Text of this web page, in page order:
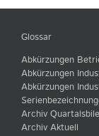
Glossar
Abkürzungen
Abkürzungen
Abkürzungen
Archiv
Archiv Aktuell